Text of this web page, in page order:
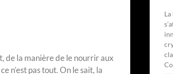
de la manière de le nourrir aux
n’est pas tout. On le sait, la